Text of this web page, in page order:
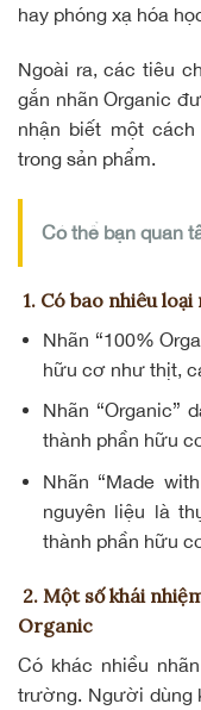
hay phóng xạ hóa
Ngoài ra, các tiêu
gắn nhãn Organic
nhận biết một
trong sản phẩm.
Có thể bạn quan
1. Có bao nhiêu
Nhãn “100%
hữu cơ như thịt,
Nhãn “Organic”
thành phần hữu
Nhãn “Made
nguyên liệu là
thành phần hữu
2. Một số khái
Organic
Có khác nhiều
trường. Người dùng